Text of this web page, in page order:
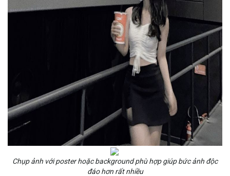
Chụp ảnh với poster hoặc background phù hợp giúp bức ảnh độc
đáo hơn rất nhiều